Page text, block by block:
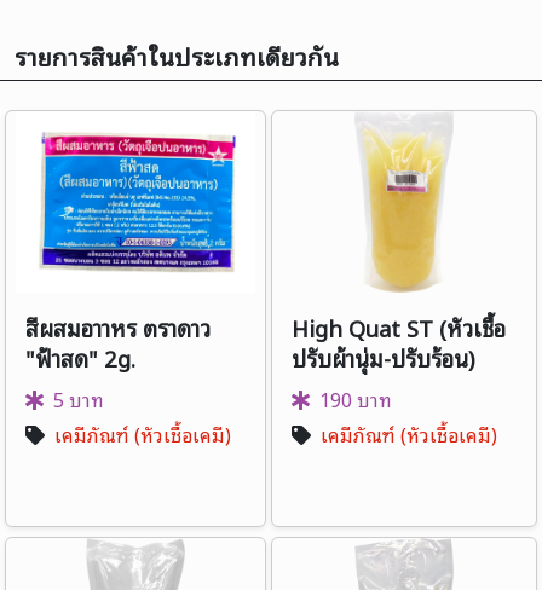
รายการสินค้าในประเภทเดียวกัน
สีผสมอาาหร ตราดาว
"ฟ้าสด" 2g.
5 บาท
เคมีภัณฑ์ (หัวเชื้อเคมี)
High Quat ST (หัวเชื้อ
ปรับผ้านุ่ม-ปรับร้อน)
190 บาท
เคมีภัณฑ์ (หัวเชื้อเคมี)